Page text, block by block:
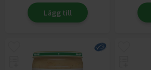
Lägg till